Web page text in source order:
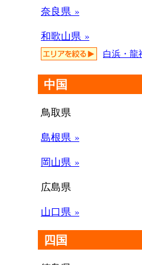
奈良県 »
和歌山県 »
白浜・龍
中国
鳥取県
島根県 »
岡山県 »
広島県
山口県 »
四国